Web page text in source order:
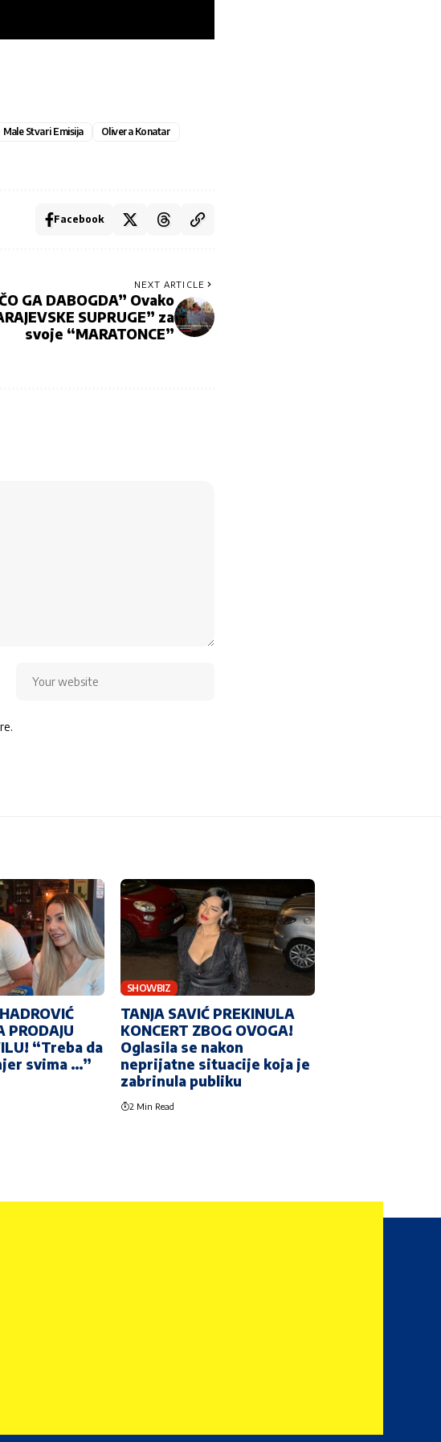
Male Stvari Emisija
Olivera Konatar
Facebook
NEXT ARTICLE
GA DABOGDA” Ovako
SUPRUGE” za
svoje “MARATONCE”
PRODAJU
“Treba da
svima …”
SHOWBIZ
TANJA SAVIĆ PREKINULA
KONCERT ZBOG OVOGA!
Oglasila se nakon
neprijatne situacije koja je
zabrinula publiku
2 Min Read